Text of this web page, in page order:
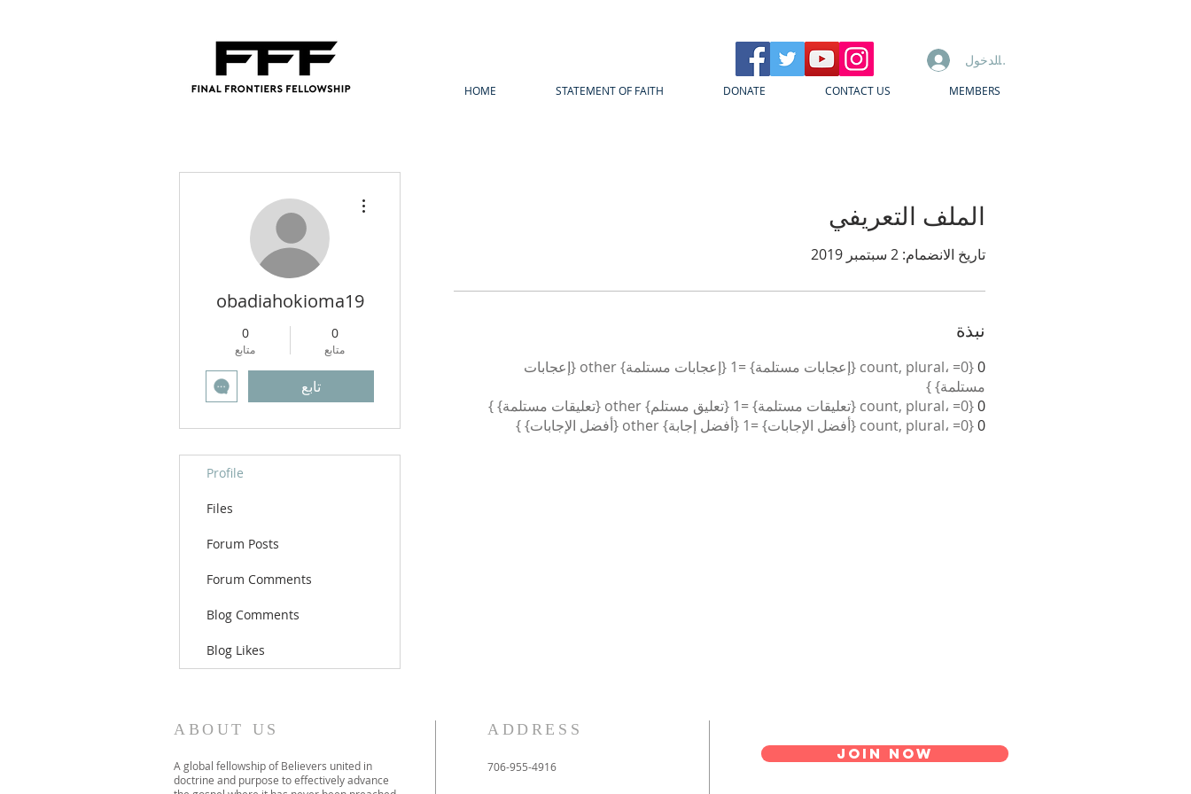
تسجيل الدخول
HOME STATEMENT OF FAITH DONATE CONTACT US MEMBERS
الملف التعريفي
تاريخ الانضمام: 2 سبتمبر 2019
نبذة
0
{count, plural، =0 {إعجابات مستلمة} =1 {إعجابات مستلمة} other {إعجابات
مستلمة} }
0{count, plural، =0 {تعليقات مستلمة} =1 {تعليق مستلم} other {تعليقات مستلمة} }
0{count, plural، =0 {أفضل الإجابات} =1 {أفضل إجابة} other {أفضل الإجابات} }
obadiahokioma19
0
متابع
0
متابع
تابع
Profile
Files
Forum Posts
Forum Comments
Blog Comments
Blog Likes
ABOUT US
A global fellowship of Believers united in
doctrine and purpose to effectively advance
ADDRESS
706-955-4916
Join Now